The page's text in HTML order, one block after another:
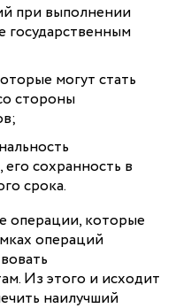
при выполнении
государственным
могут стать
стороны
сохранность в
срока.
операции, которые
операций
Из этого и исходит
наилучший